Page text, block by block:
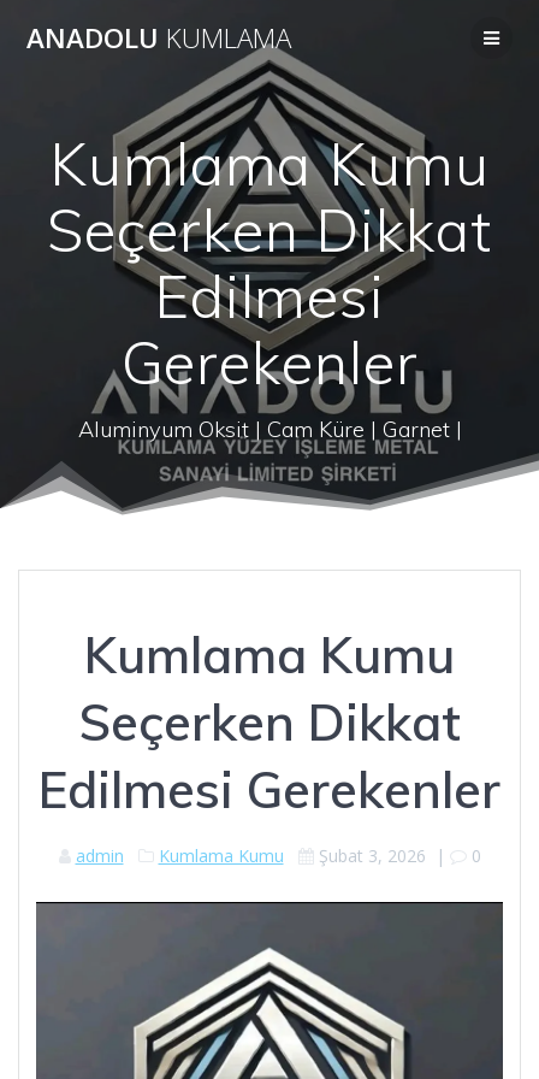
to
content
ANADOLU KUMLAMA
Kumlama Kumu
Seçerken Dikkat
Edilmesi
Gerekenler
Aluminyum Oksit | Cam Küre | Garnet |
Kumlama Kumu
Seçerken Dikkat
Edilmesi Gerekenler
admin Kumlama Kumu Şubat 3, 2026 | 0